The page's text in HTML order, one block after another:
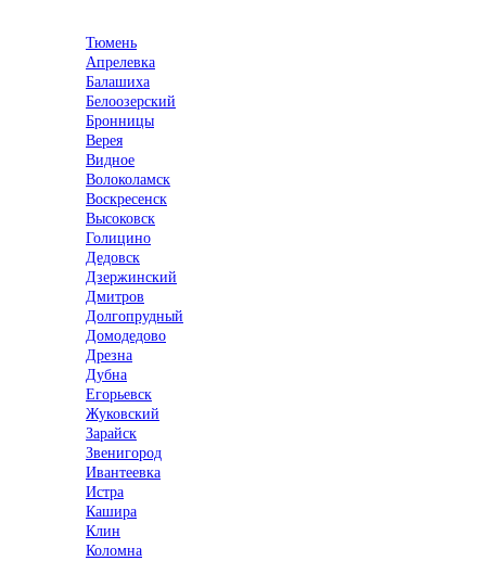
Тюмень
Апрелевка
Балашиха
Белоозерский
Бронницы
Верея
Видное
Волоколамск
Воскресенск
Высоковск
Голицино
Дедовск
Дзержинский
Дмитров
Долгопрудный
Домодедово
Дрезна
Дубна
Егорьевск
Жуковский
Зарайск
Звенигород
Ивантеевка
Истра
Кашира
Клин
Коломна